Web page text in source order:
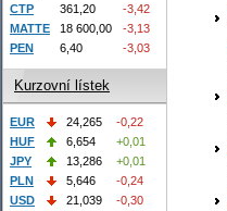
CTP
361,20
-3,42
MATTE
18 600,00
-3,13
PEN
6,40 -3,03
Kurzovní lístek
EUR 24,265
-0,22
HUF
6,654
+0,01
JPY
13,286
+0,01
PLN
5,646
-0,24
USD
21,039 -0,30